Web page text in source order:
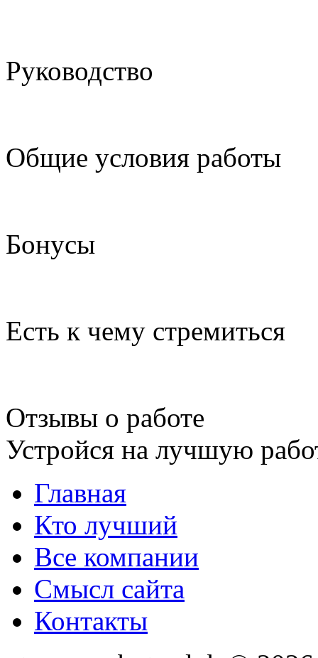
Руководство
Общие условия работы
Бонусы
Есть к чему стремиться
Отзывы о работе
Устройся на лучшую
Главная
Кто лучший
Все компании
Смысл сайта
Контакты